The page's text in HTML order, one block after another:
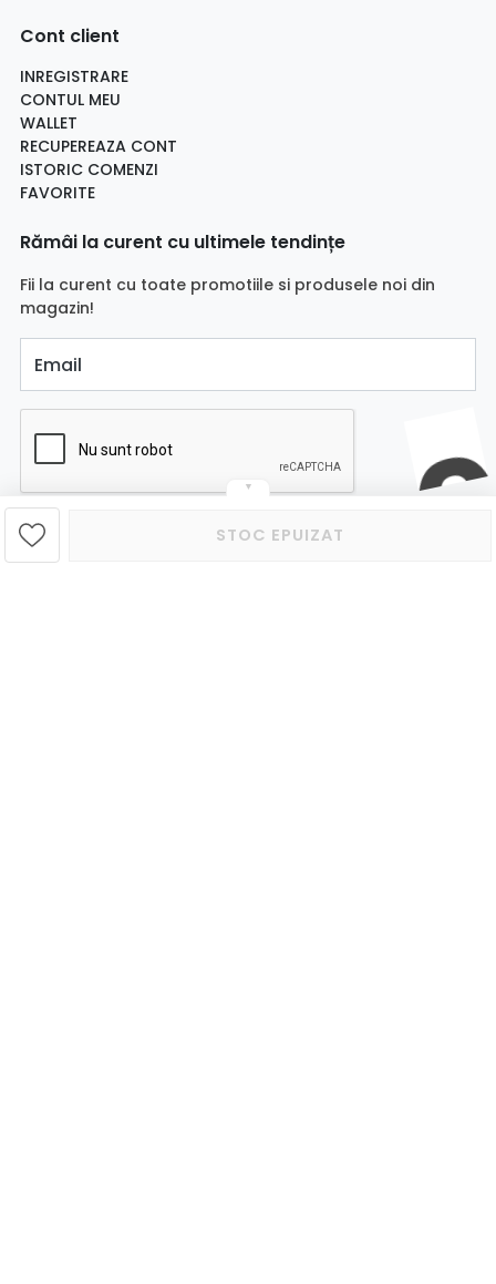
▼
STOC EPUIZAT
Cont client
INREGISTRARE
CONTUL MEU
WALLET
RECUPEREAZA CONT
ISTORIC COMENZI
FAVORITE
Rămâi la curent cu ultimele tendințe
Fii la curent cu toate promotiile si produsele noi din
magazin!
Email